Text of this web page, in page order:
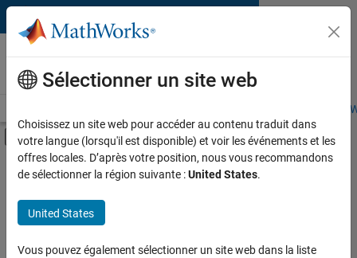
Passer au contenu
Livres basés sur MATLAB et
Simulink
Rejoindre le programme
Activer/désactiver l'affichage du menu
Catégorie
Produit
Rechercher
des livres
basés sur
MATLAB
Sélectionner un site web
Choisissez un site web pour accéder au contenu traduit dans
votre langue (lorsqu'il est disponible) et voir les événements et les
offres locales. D’après votre position, nous vous recommandons
de sélectionner la région suivante :United States.
United States
Vous pouvez également sélectionner un site web dans la liste